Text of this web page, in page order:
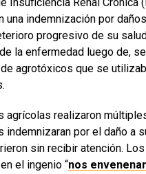
una indemnización por
progresivo de su
la enfermedad luego de,
agrotóxicos que se
agrícolas realizaron
indemnizaran por el daño a
sin recibir atención.
el ingenio “nos